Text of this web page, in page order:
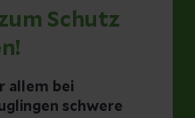
Schutz
allem bei
schwere